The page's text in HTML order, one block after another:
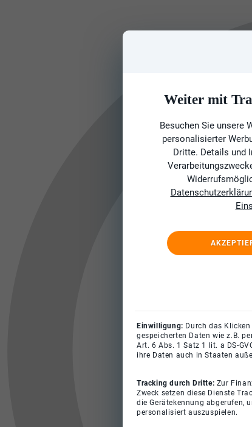
Weiter mit
Besuchen Sie unsere
personalisierter
Dritte. Details und
Einwilligung: Durch das
gespeicherten Daten wie z.B.
Art. 6 Abs. 1 Satz 1 lit. a DS-
ihre Daten auch in Staaten
Tracking durch Dritte: Zur
Zweck setzen diese Dienste
die Gerätekennung abgerufen,
personalisiert auszuspielen.